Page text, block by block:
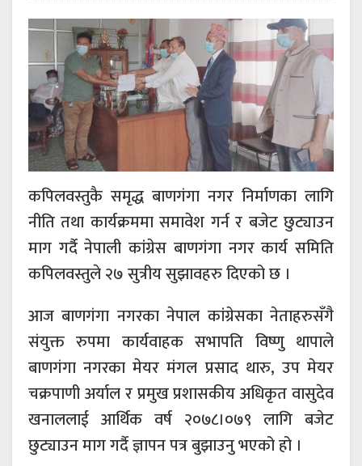
कपिलवस्तुकै समृद्ध बाणगंगा नगर निर्माणका लागि
नीति तथा कार्यक्रममा समावेश गर्न र बजेट छुट्याउन
माग गर्दै नेपाली कांग्रेस बाणगंगा नगर कार्य समिति
कपिलवस्तुले २७ सुत्रीय सुझावहरु दिएको छ ।
आज बाणगंगा नगरका नेपाल कांग्रेसका नेताहरुसँगै
संयुक्त रुपमा कार्यवाहक सभापति विष्णु थापाले
बाणगंगा नगरका मेयर मंगल प्रसाद थारु, उप मेयर
चक्रपाणी अर्याल र प्रमुख प्रशासकीय अधिकृत वासुदेव
खनाललाई आर्थिक वर्ष २०७८।०७९ लागि बजेट
छुट्याउन माग गर्दै ज्ञापन पत्र बुझाउनु भएको हो ।